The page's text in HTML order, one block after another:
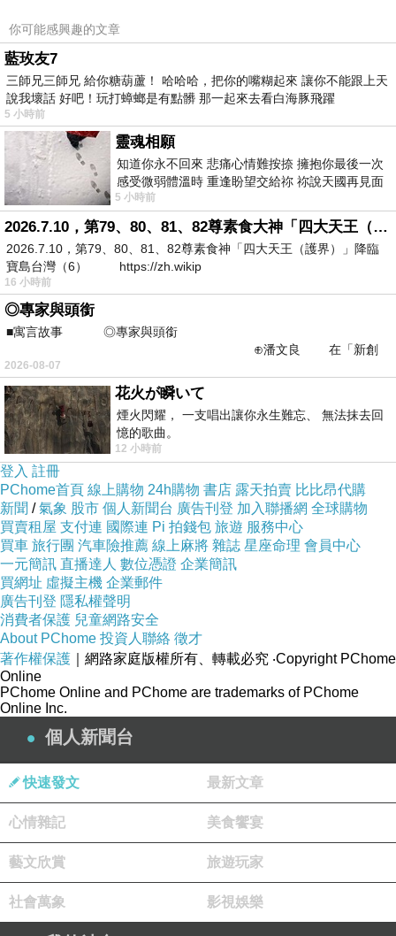
你可能感興趣的文章
藍玫友7
三師兄三師兄 給你糖葫蘆！ 哈哈哈，把你的嘴糊起來 讓你不能跟上天
說我壞話 好吧！玩打蟑螂是有點髒 那一起來去看白海豚飛躍
5 小時前
靈魂相願
知道你永不回來 悲痛心情難按捺 擁抱你最後一次
感受微弱體溫時 重逢盼望交給祢 祢說天國再見面
此刻忍淚說別離 他日靈魂再
5 小時前
2026.7.10，第79、80、81、82尊素食大神「四大天王（護界）」降臨寶島台灣（6）
2026.7.10，第79、80、81、82尊素食神「四大天王（護界）」降臨
寶島台灣（6） https://zh.wikip
16 小時前
◎專家與頭銜
■寓言故事 ◎專家與頭銜
⊕潘文良 在「新創
之谷」裡——
2026-08-07
花火が瞬いて
煙火閃耀， 一支唱出讓你永生難忘、 無法抹去回
憶的歌曲。
12 小時前
登入 註冊
PChome首頁 線上購物 24h購物 書店 露天拍賣 比比昂代購
新聞 /氣象 股市 個人新聞台 廣告刊登 加入聯播網 全球購物
買賣租屋 支付連 國際連 Pi 拍錢包 旅遊 服務中心
買車 旅行團 汽車險推薦 線上麻將 雜誌 星座命理 會員中心
一元簡訊 直播達人 數位憑證 企業簡訊
買網址 虛擬主機 企業郵件
廣告刊登 隱私權聲明
消費者保護 兒童網路安全
About PChome 投資人聯絡 徵才
著作權保護 ｜網路家庭版權所有、轉載必究 ‧Copyright PChome
Online
PChome Online and PChome are trademarks of PChome
Online Inc.
個人新聞台
快速發文 最新文章
心情雜記 美食饗宴
藝文欣賞 旅遊玩家
社會萬象 影視娛樂